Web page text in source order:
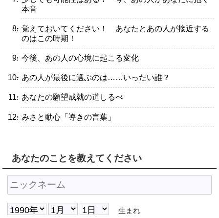
本音
・覚えておいてください！ あなたとあの人が接近する
のはこの時期！
・今後、あの人の心境に起こる変化
・あの人が最後に選ぶのは……いったい誰？
・あなたの願望成就の道しるべ
・みさと動心「導きの言葉」
あなたのことを教えてください
生まれ